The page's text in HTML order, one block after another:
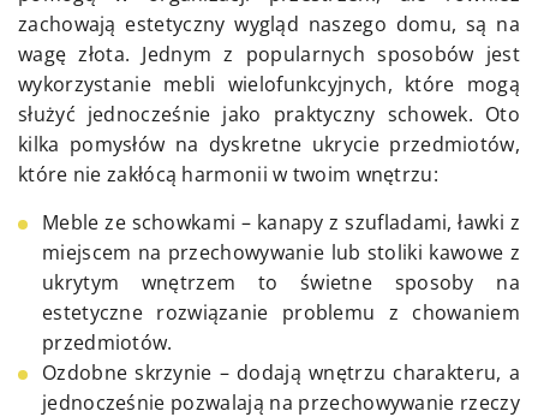
zachowają estetyczny wygląd naszego domu, są na
wagę złota. Jednym z popularnych sposobów jest
wykorzystanie mebli wielofunkcyjnych, które mogą
służyć jednocześnie jako praktyczny schowek. Oto
kilka pomysłów na dyskretne ukrycie przedmiotów,
które nie zakłócą harmonii w twoim wnętrzu:
Meble ze schowkami – kanapy z szufladami, ławki z
miejscem na przechowywanie lub stoliki kawowe z
ukrytym wnętrzem to świetne sposoby na
estetyczne rozwiązanie problemu z chowaniem
przedmiotów.
Ozdobne skrzynie – dodają wnętrzu charakteru, a
jednocześnie pozwalają na przechowywanie rzeczy